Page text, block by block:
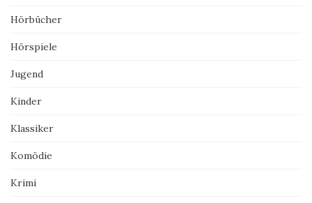
Hörbücher
Hörspiele
Jugend
Kinder
Klassiker
Komödie
Krimi